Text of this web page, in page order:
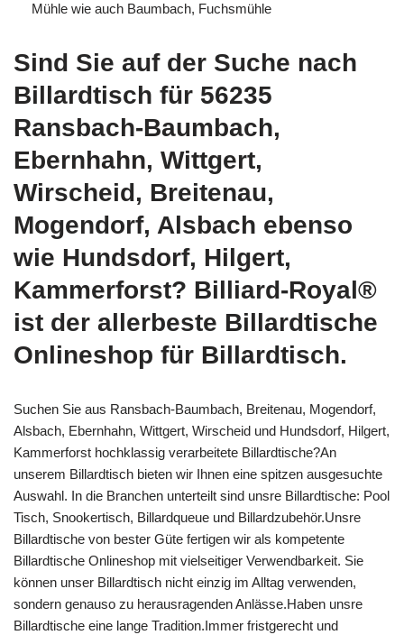
Mühle wie auch Baumbach, Fuchsmühle
Sind Sie auf der Suche nach
Billardtisch für 56235
Ransbach-Baumbach,
Ebernhahn, Wittgert,
Wirscheid, Breitenau,
Mogendorf, Alsbach ebenso
wie Hundsdorf, Hilgert,
Kammerforst? Billiard-Royal®
ist der allerbeste Billardtische
Onlineshop für Billardtisch.
Suchen Sie aus Ransbach-Baumbach, Breitenau, Mogendorf,
Alsbach, Ebernhahn, Wittgert, Wirscheid und Hundsdorf, Hilgert,
Kammerforst hochklassig verarbeitete Billardtische?An
unserem Billardtisch bieten wir Ihnen eine spitzen ausgesuchte
Auswahl. In die Branchen unterteilt sind unsre Billardtische: Pool
Tisch, Snookertisch, Billardqueue und Billardzubehör.Unsre
Billardtische von bester Güte fertigen wir als kompetente
Billardtische Onlineshop mit vielseitiger Verwendbarkeit. Sie
können unser Billardtisch nicht einzig im Alltag verwenden,
sondern genauso zu herausragenden Anlässe.Haben unsre
Billardtische eine lange Tradition.Immer fristgerecht und